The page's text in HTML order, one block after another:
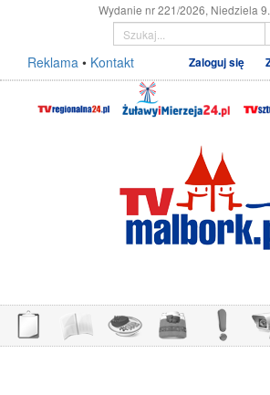
Wydanie nr 221/2026, Niedziela
Reklama • Kontakt Zaloguj się